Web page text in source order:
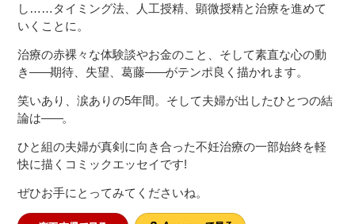
し……タイミング法、人工授精、顕微授精と治療を進めて
いくことに。
治療の赤裸々な体験談やお金のこと、そして素直な心の動
き――期待、失望、葛藤――がテンポ良く描かれます。
笑いあり、涙ありの5年間。そして夫婦が出したひとつの結
論は――。
ひと組の夫婦が真剣に向き合った不妊治療の一部始終を軽
快に描くコミックエッセイです!
ぜひお手にとってみてくださいね。